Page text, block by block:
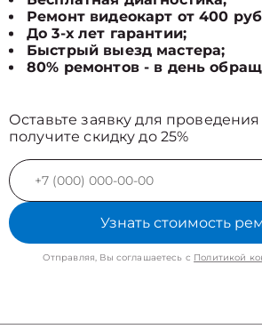
Ремонт видеокарт от 400
До 3-х лет гарантии;
Быстрый выезд мастера;
80% ремонтов - в день
Оставьте заявку для
получите скидку до 25%
Узнать стоимость
Отправляя, Вы соглашаетесь с Политикой